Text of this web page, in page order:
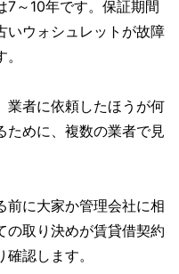
7～10年です。保証期間
いウォシュレットが故障
業者に依頼したほうが何
ために、複数の業者で見
前に大家か管理会社に相
の取り決めが賃貸借契約
認します。